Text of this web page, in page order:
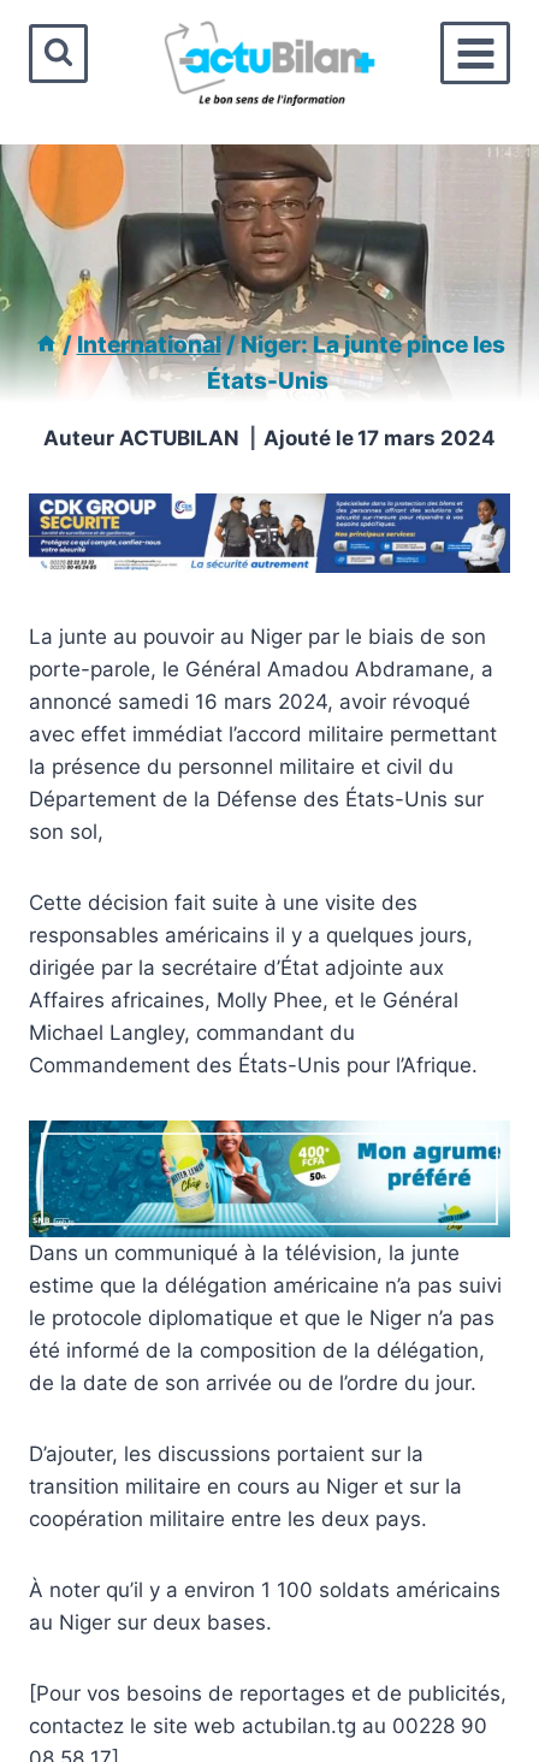
contenu
/International/Niger: La junte pince les
États-Unis
Auteur ACTUBILAN Ajouté le17 mars 2024
La junte au pouvoir au Niger par le biais de son
porte-parole, le Général Amadou Abdramane, a
annoncé samedi 16 mars 2024, avoir révoqué
avec effet immédiat l’accord militaire permettant
la présence du personnel militaire et civil du
Département de la Défense des États-Unis sur
son sol,
Cette décision fait suite à une visite des
responsables américains il y a quelques jours,
dirigée par la secrétaire d’État adjointe aux
Affaires africaines, Molly Phee, et le Général
Michael Langley, commandant du
Commandement des États-Unis pour l’Afrique.
Dans un communiqué à la télévision, la junte
estime que la délégation américaine n’a pas suivi
le protocole diplomatique et que le Niger n’a pas
été informé de la composition de la délégation,
de la date de son arrivée ou de l’ordre du jour.
D’ajouter, les discussions portaient sur la
transition militaire en cours au Niger et sur la
coopération militaire entre les deux pays.
À noter qu’il y a environ 1 100 soldats américains
au Niger sur deux bases.
[Pour vos besoins de reportages et de publicités,
contactez le site web actubilan.tg au 00228 90